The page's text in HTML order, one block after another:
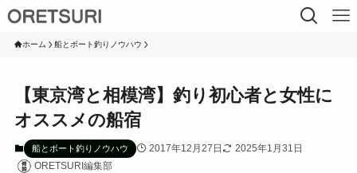
ホーム 船とボート釣りノウハウ
【東京湾と相模湾】釣り初心者と女性に
オススメの船宿
船とボート釣りノウハウ 2017年12月27日
2025年1月31日
ORETSURI編集部